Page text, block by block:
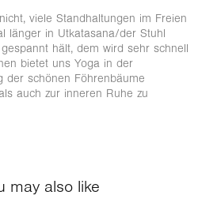
viele Standhaltungen im Freien
länger in Utkatasana/der Stuhl
hält, dem wird sehr schnell
bietet uns Yoga in der
der schönen Föhrenbäume
auch zur inneren Ruhe zu
may also like